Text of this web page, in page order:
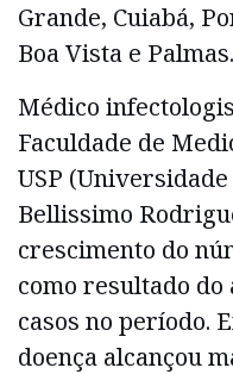
Grande, Cuiabá,
Boa Vista e Palmas.
Médico
Faculdade de
USP
Bellissimo
crescimento do
como resultado
casos no período.
doença alcançou